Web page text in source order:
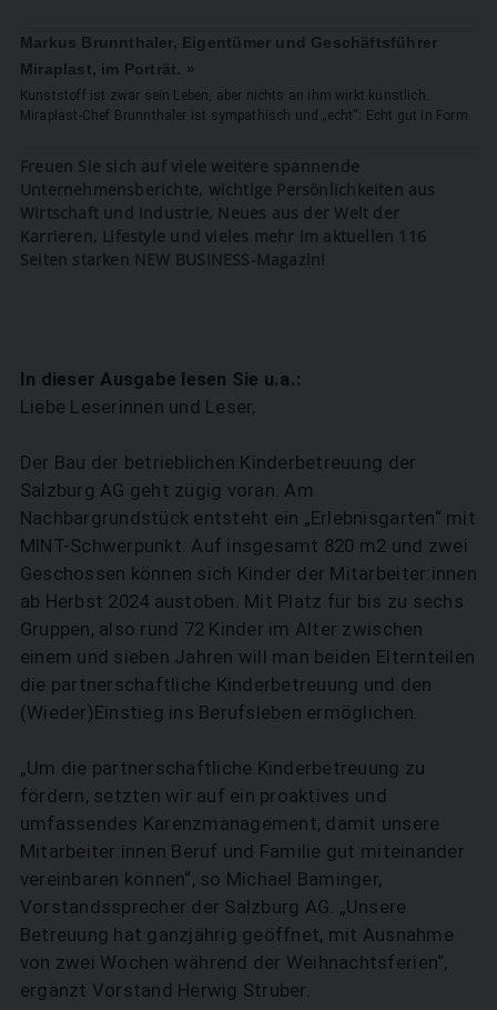
Markus Brunnthaler, Eigentümer und Geschäftsführer
Miraplast, im Porträt. »
Kunststoff ist zwar sein Leben, aber nichts an ihm wirkt künstlich.
Miraplast-Chef Brunnthaler ist sympathisch und „echt“: Echt gut in Form.
Freuen Sie sich auf viele weitere spannende
Unternehmensberichte, wichtige Persönlichkeiten aus
Wirtschaft und Industrie, Neues aus der Welt der
Karrieren, Lifestyle und vieles mehr im aktuellen 116
Seiten starken NEW BUSINESS-Magazin!
In dieser Ausgabe lesen Sie u.a.:
Liebe Leserinnen und Leser,
Der Bau der betrieblichen Kinderbetreuung der
Salzburg AG geht zügig voran. Am
Nachbargrundstück entsteht ein „Erlebnisgarten“ mit
MINT-Schwerpunkt. Auf insgesamt 820 m2 und zwei
Geschossen können sich Kinder der Mitarbeiter:innen
ab Herbst 2024 austoben. Mit Platz für bis zu sechs
Gruppen, also rund 72 Kinder im Alter zwischen
einem und sieben Jahren will man beiden Elternteilen
die partnerschaftliche Kinderbetreuung und den
(Wieder)Einstieg ins Berufsleben ermöglichen.
„Um die partnerschaftliche Kinderbetreuung zu
fördern, setzten wir auf ein proaktives und
umfassendes Karenzmanagement, damit unsere
Mitarbeiter:innen Beruf und Familie gut miteinander
vereinbaren können“, so Michael Baminger,
Vorstandssprecher der Salzburg AG. „Unsere
Betreuung hat ganzjährig geöffnet, mit Ausnahme
von zwei Wochen während der Weihnachtsferien“,
ergänzt Vorstand Herwig Struber.